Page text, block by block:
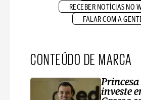
RECEBER NOTÍCIAS NO
FALAR COM A
CONTEÚDO DE MARCA
Princesa
investe